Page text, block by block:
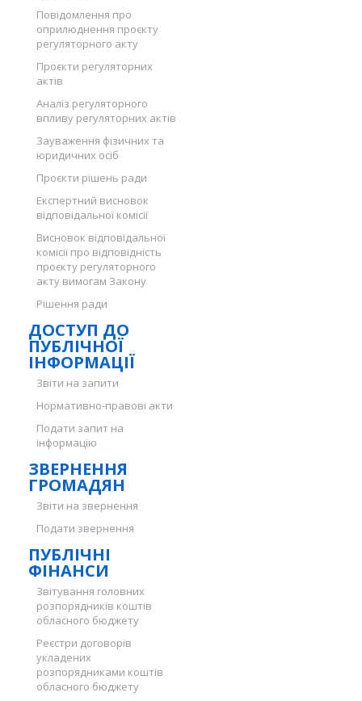
Повідомлення про
оприлюднення проєкту
регуляторного акту
Проєкти регуляторних
актів
Аналіз регуляторного
впливу регуляторних актів
Зауваження фізичних та
юридичних осіб
Проєкти рішень ради
Експертний висновок
відповідальної комісії
Висновок відповідальної
комісії про відповідність
проєкту регуляторного
акту вимогам Закону
Рішення ради
ДОСТУП ДО
ПУБЛІЧНОЇ
ІНФОРМАЦІЇ
Звіти на запити
Нормативно-правові акти
Подати запит на
інформацію
ЗВЕРНЕННЯ
ГРОМАДЯН
Звіти на звернення
Подати звернення
ПУБЛІЧНІ
ФІНАНСИ
Звітування головних
розпорядників коштів
обласного бюджету
Реєстри договорів
укладених
розпорядниками коштів
обласного бюджету